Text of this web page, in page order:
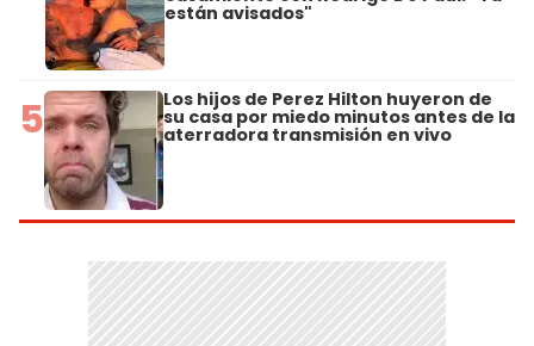
están avisados"
5 Los hijos de Perez Hilton huyeron de
su casa por miedo minutos antes de la
aterradora transmisión en vivo